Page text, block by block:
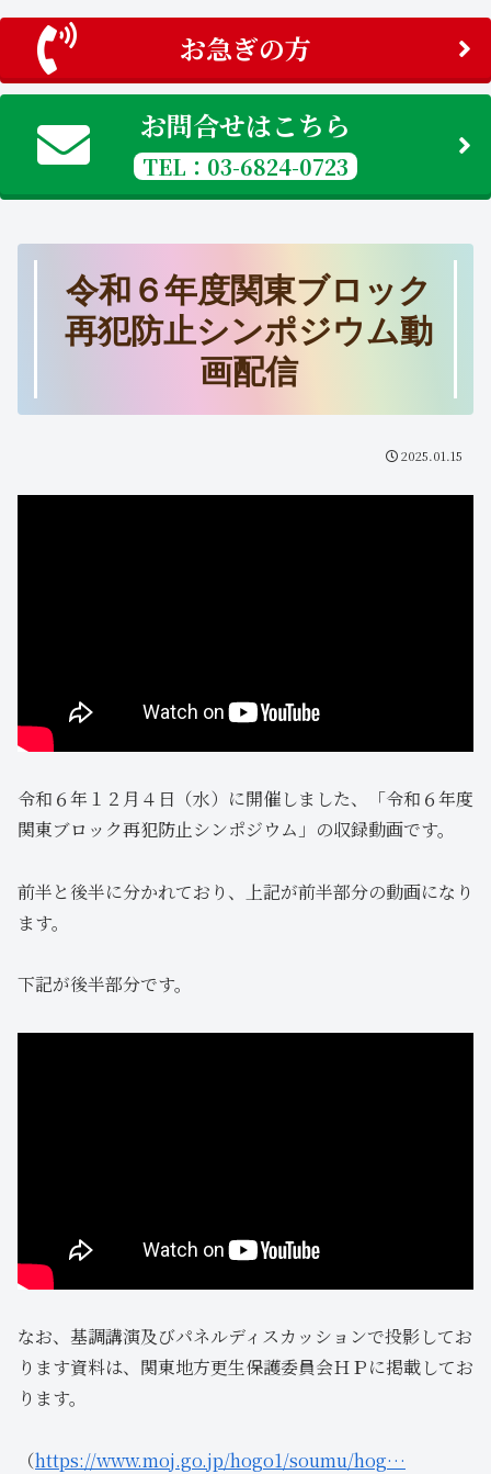
お急ぎの方
お問合せはこちら
TEL：03-6824-0723
令和６年度関東ブロック
再犯防止シンポジウム動
画配信
2025.01.15
令和６年１２月４日（水）に開催しました、「令和６年度
関東ブロック再犯防止シンポジウム」の収録動画です。
前半と後半に分かれており、上記が前半部分の動画になり
ます。
下記が後半部分です。
なお、基調講演及びパネルディスカッションで投影してお
ります資料は、関東地方更生保護委員会ＨＰに掲載してお
ります。
（https://www.moj.go.jp/hogo1/soumu/hog…